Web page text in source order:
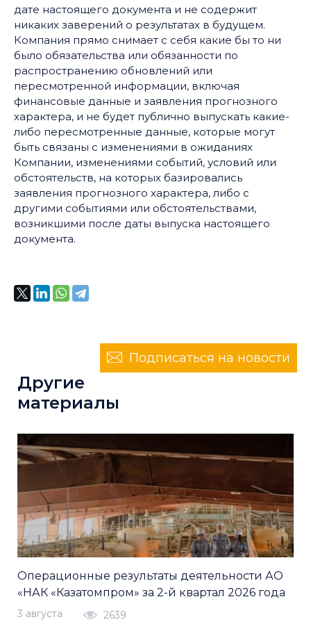
дате настоящего документа и не содержит
никаких заверений о результатах в будущем.
Компания прямо снимает с себя какие бы то ни
было обязательства или обязанности по
распространению обновлений или
пересмотренной информации, включая
финансовые данные и заявления прогнозного
характера, и не будет публично выпускать какие-
либо пересмотренные данные, которые могут
быть связаны с изменениями в ожиданиях
Компании, изменениями событий, условий или
обстоятельств, на которых базировались
заявления прогнозного характера, либо с
другими событиями или обстоятельствами,
возникшими после даты выпуска настоящего
документа.
Подписаться на новости
Другие
материалы
Операционные результаты деятельности АО
«НАК «Казатомпром» за 2-й квартал 2026 года
3 августа 2639